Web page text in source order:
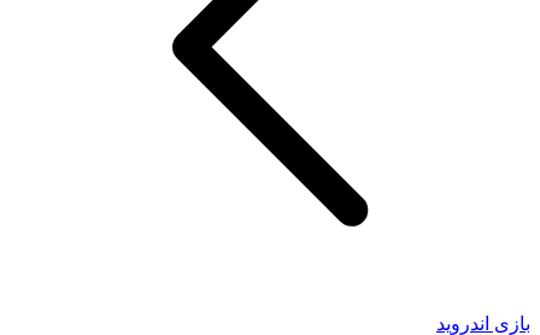
بازی اندروید